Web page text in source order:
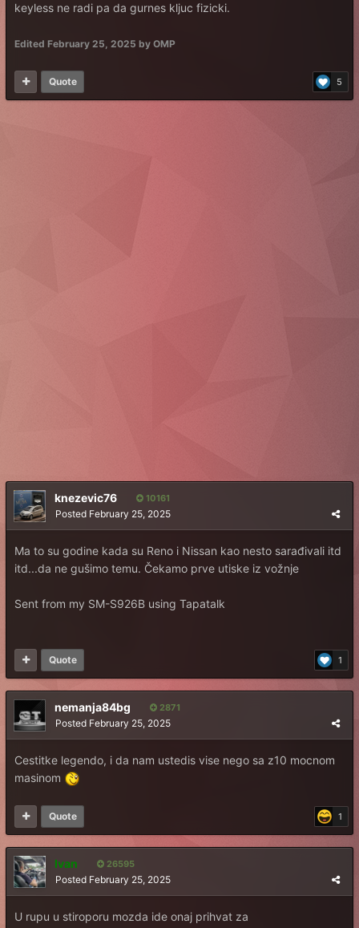
keyless ne radi pa da gurnes kljuc fizicki.
Edited February 25, 2025 by OMP
5
Quote
knezevic76 10161
Posted February 25, 2025
Ma to su godine kada su Reno i Nissan kao nesto sarađivali itd
itd...da ne gušimo temu. Čekamo prve utiske iz vožnje
Sent from my SM-S926B using Tapatalk
1
Quote
nemanja84bg 2871
Posted February 25, 2025
Cestitke legendo, i da nam ustedis vise nego sa z10 mocnom
masinom
1
Quote
Ivan 26595
Posted February 25, 2025
U rupu u stiroporu mozda ide onaj prihvat za